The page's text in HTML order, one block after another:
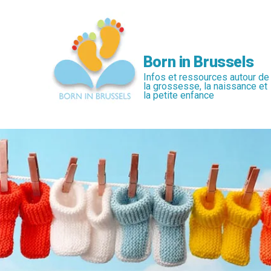
Born in Brussels
Infos et ressources autour de
la grossesse, la naissance et
la petite enfance